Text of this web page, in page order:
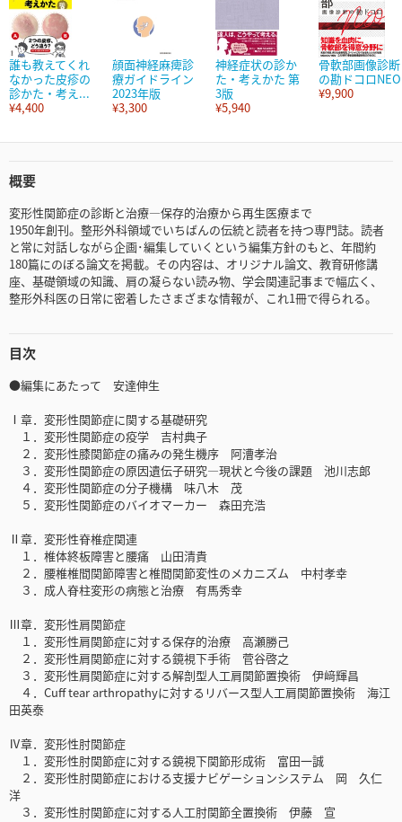
誰も教えてくれ
なかった皮疹の
診かた・考え...
¥4,400
顔面神経麻痺診
療ガイドライン
2023年版
¥3,300
神経症状の診か
た・考えかた 第
3版
¥5,940
骨軟部画像診断
の勘ドコロNEO
¥9,900
概要
変形性関節症の診断と治療―保存的治療から再生医療まで
1950年創刊。整形外科領域でいちばんの伝統と読者を持つ専門誌。読者
と常に対話しながら企画･編集していくという編集方針のもと、年間約
180篇にのぼる論文を掲載。その内容は、オリジナル論文、教育研修講
座、基礎領域の知識、肩の凝らない読み物、学会関連記事まで幅広く、
整形外科医の日常に密着したさまざまな情報が、これ1冊で得られる。
目次
●編集にあたって 安達伸生
Ⅰ章．変形性関節症に関する基礎研究
１．変形性関節症の疫学 吉村典子
２．変形性膝関節症の痛みの発生機序 阿漕孝治
３．変形性関節症の原因遺伝子研究―現状と今後の課題 池川志郎
４．変形性関節症の分子機構 味八木 茂
５．変形性関節症のバイオマーカー 森田充浩
Ⅱ章．変形性脊椎症関連
１．椎体終板障害と腰痛 山田清貴
２．腰椎椎間関節障害と椎間関節変性のメカニズム 中村孝幸
３．成人脊柱変形の病態と治療 有馬秀幸
Ⅲ章．変形性肩関節症
１．変形性肩関節症に対する保存的治療 高瀬勝己
２．変形性肩関節症に対する鏡視下手術 菅谷啓之
３．変形性肩関節症に対する解剖型人工肩関節置換術 伊﨑輝昌
４．Cuff tear arthropathyに対するリバース型人工肩関節置換術 海江
田英泰
Ⅳ章．変形性肘関節症
１．変形性肘関節症に対する鏡視下関節形成術 富田一誠
２．変形性肘関節症における支援ナビゲーションシステム 岡 久仁
洋
３．変形性肘関節症に対する人工肘関節全置換術 伊藤 宣